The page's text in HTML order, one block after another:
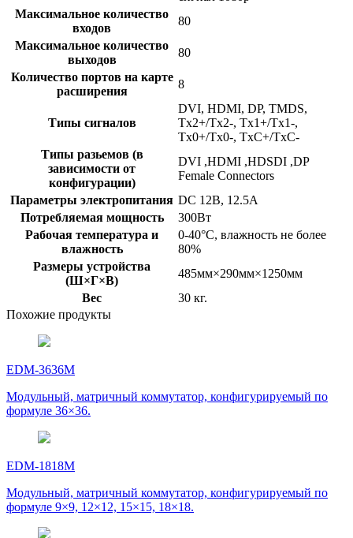
Максимальное количество
входов
80
Максимальное количество
выходов
80
Количество портов на карте
расширения
8
Типы сигналов
DVI, HDMI, DP, TMDS,
Tx2+/Tx2-, Tx1+/Tx1-,
Tx0+/Tx0-, TxC+/TxC-
Типы разьемов (в
зависимости от
конфигурации)
DVI ,HDMI ,HDSDI ,DP
Female Connectors
Параметры электропитания DC 12В, 12.5A
Потребляемая мощность
300Вт
Рабочая температура и
влажность
0-40°C, влажность не более
80%
Размеры устройства
(Ш×Г×В)
485мм×290мм×1250мм
Вес
30 кг.
Похожие продукты
EDM-3636M
Модульный, матричный коммутатор, конфигурируемый по
формуле 36×36.
EDM-1818M
Модульный, матричный коммутатор, конфигурируемый по
формуле 9×9, 12×12, 15×15, 18×18.